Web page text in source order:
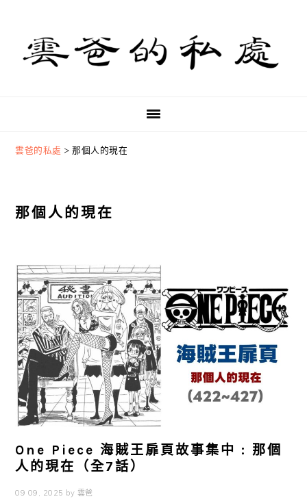
primary
navigation
content
primary
sidebar
雲爸的私處 >那個人的現在
那個人的現在
One Piece 海賊王扉頁故事集中 : 那個
人的現在（全7話）
09 09, 2025 by 雲爸